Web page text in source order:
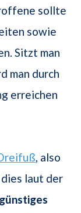
sollte
sowie
Sitzt man
man durch
erreichen
, also
laut der
günstiges